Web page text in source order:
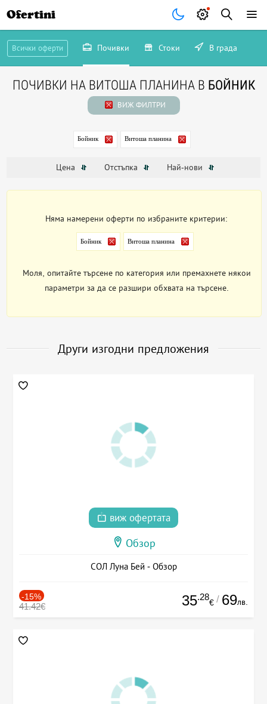
Ofertini
Всички оферти Почивки Стоки В града
ПОЧИВКИ НА ВИТОША ПЛАНИНА В БОЙНИК
ВИЖ ФИЛТРИ
Бойник Витоша планина
Цена Отстъпка Най-нови
Няма намерени оферти по избраните критерии:
Бойник Витоша планина
Моля, опитайте търсене по категория или премахнете някои
параметри за да се разшири обхвата на търсене.
Други изгодни предложения
виж офертата
Обзор
СОЛ Луна Бей - Обзор
-15%
41.42€ 35.28
€ / 69лв.